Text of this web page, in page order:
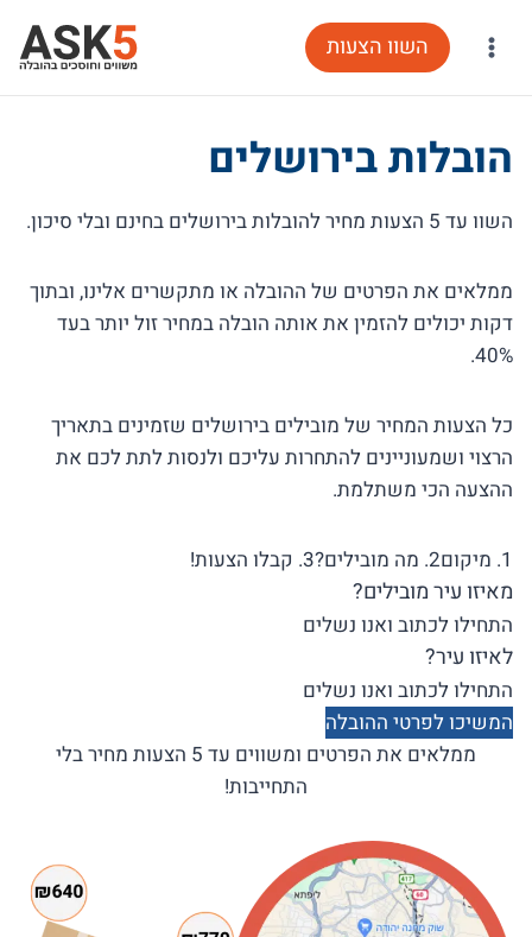
השוו הצעות
הובלות בירושלים
השוו עד 5 הצעות מחיר להובלות בירושלים בחינם ובלי סיכון.
ממלאים את הפרטים של ההובלה או מתקשרים אלינו, ובתוך
דקות יכולים להזמין את אותה הובלה במחיר זול יותר בעד
40%.
כל הצעות המחיר של מובילים בירושלים שזמינים בתאריך
הרצוי ושמעוניינים להתחרות עליכם ולנסות לתת לכם את
ההצעה הכי משתלמת.
1. מיקום 2. מה מובילים? 3. קבלו הצעות!
מאיזו עיר מובילים?
לאיזו עיר?
המשיכו לפרטי ההובלה
ממלאים את הפרטים ומשווים עד 5 הצעות מחיר בלי
התחייבות!